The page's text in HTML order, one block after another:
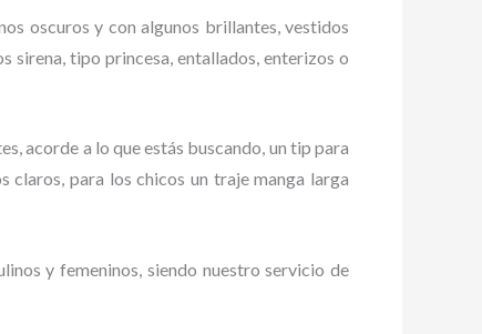
oscuros y con algunos brillantes, vestidos
sirena, tipo princesa, entallados, enterizos o
acorde a lo que estás buscando, un tip para
claros, para los chicos un traje manga larga
y femeninos, siendo nuestro servicio de